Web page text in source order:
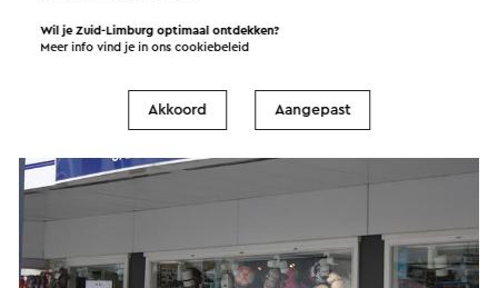
Winkel
Wil je Zuid-Limburg optimaal ontdekken?
Meer info vind je in onscookiebeleid
Akkoord Aangepast